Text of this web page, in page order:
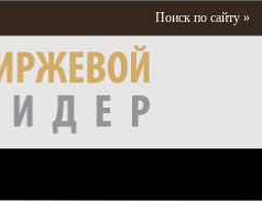
Поиск по сайту »